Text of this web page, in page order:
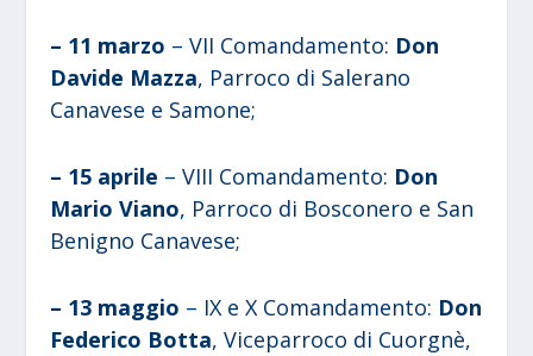
– 11 marzo – VII Comandamento: Don
Davide Mazza, Parroco di Salerano
Canavese e Samone;
– 15 aprile – VIII Comandamento: Don
Mario Viano, Parroco di Bosconero e San
Benigno Canavese;
– 13 maggio – IX e X Comandamento: Don
Federico Botta, Viceparroco di Cuorgnè,